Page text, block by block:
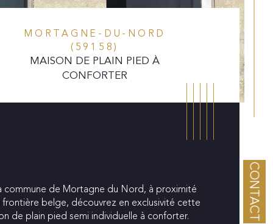
CONTACT
MORTAGNE-DU-NORD
(59158)
MAISON DE PLAIN PIED À
CONFORTER
commune de Mortagne du Nord, à proximité
frontière belge, découvrez en exclusivité cette
de plain pied semi individuelle à conforter.